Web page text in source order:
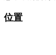
位置